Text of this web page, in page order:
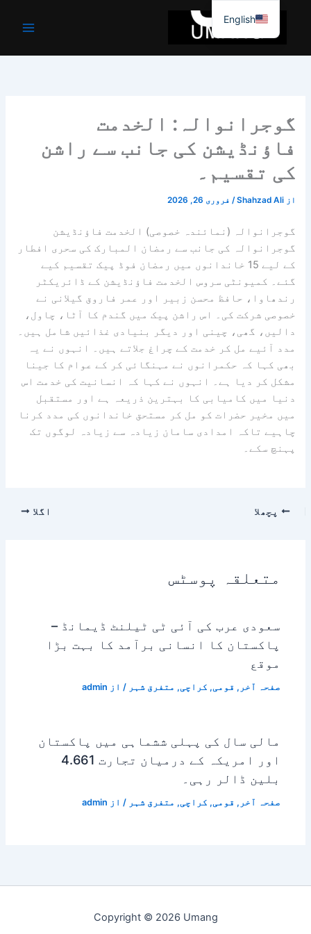
جائیں۔
گوجرانوالہ: الخدمت
فاؤنڈیشن کی جانب سے راشن
کی تقسیم۔
از Shahzad Ali
/ فروری 26, 2026
گوجرانوالہ (نمائندہ خصوصی) الخدمت فاؤنڈیشن
گوجرانوالہ کی جانب سے رمضان المبارک کی سحری افطار
کے لیے 15 خاندانوں میں رمضان فوڈ پیک تقسیم کیے
گئے۔ کمیونٹی سروس الخدمت فاؤنڈیشن کے ڈائریکٹر
رندھاوا، حافظ محسن زبیر اور عمر فاروق گیلانی نے
خصوصی شرکت کی۔ اس راشن پیک میں گندم کا آٹا، چاول،
دالیں، گھی، چینی اور دیگر بنیادی غذائیں شامل ہیں۔
مدد آئیے مل کر خدمت کے چراغ جلاتے ہیں۔ انہوں نے یہ
بھی کہا کہ حکمرانوں نے مہنگائی کر کے عوام کا جینا
مشکل کر دیا ہے۔ انہوں نے کہا کہ انسانیت کی خدمت اس
دنیا میں کامیابی کا بہترین ذریعہ ہے اور مستقبل
میں مخیر حضرات کو مل کر مستحق خاندانوں کی مدد کرنا
چاہیے تاکہ امدادی سامان زیادہ سے زیادہ لوگوں تک
پہنچ سکے۔
پچھلا اگلا
متعلقہ پوسٹس
سعودی عرب کی آئی ٹی ٹیلنٹ ڈیمانڈ –
پاکستان کا انسانی برآمد کا بہت بڑا
موقع
صفحہ آخر , قومی, کراچی, متفرق شہر / از admin
مالی سال کی پہلی ششماہی میں پاکستان
اور امریکہ کے درمیان تجارت 4.661
بلین ڈالر رہی۔
صفحہ آخر , قومی, کراچی, متفرق شہر / از admin
Copyright © 2026 Umang
English